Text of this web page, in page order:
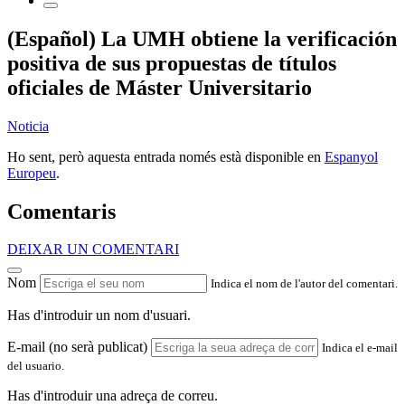
(Español) La UMH obtiene la verificación
positiva de sus propuestas de títulos
oficiales de Máster Universitario
Noticia
Ho sent, però aquesta entrada només està disponible en Espanyol
Europeu.
Comentaris
DEIXAR UN COMENTARI
Nom Indica el nom de l'autor del comentari.
Has d'introduir un nom d'usuari.
E-mail (no serà publicat)
Indica el e-mail
del usuario.
Has d'introduir una adreça de correu.